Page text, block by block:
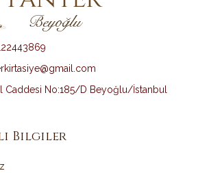
Caddesi No:185/D Beyoğlu/İstanbul
Bilgiler